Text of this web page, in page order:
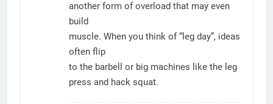
another form of overload that may even
build
muscle. When you think of “leg day”, ideas
often flip
to the barbell or big machines like the leg
press and hack squat.